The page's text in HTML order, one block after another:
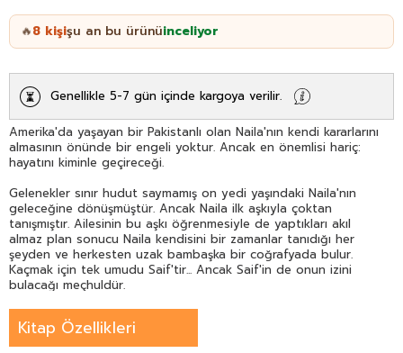
🔥8 kişişu an bu ürünüinceliyor
Genellikle 5-7 gün içinde kargoya verilir.
Amerika'da yaşayan bir Pakistanlı olan Naila'nın kendi kararlarını
almasının önünde bir engeli yoktur. Ancak en önemlisi hariç:
hayatını kiminle geçireceği.
Gelenekler sınır hudut saymamış on yedi yaşındaki Naila'nın
geleceğine dönüşmüştür. Ancak Naila ilk aşkıyla çoktan
tanışmıştır. Ailesinin bu aşkı öğrenmesiyle de yaptıkları akıl
almaz plan sonucu Naila kendisini bir zamanlar tanıdığı her
şeyden ve herkesten uzak bambaşka bir coğrafyada bulur.
Kaçmak için tek umudu Saif'tir... Ancak Saif'in de onun izini
bulacağı meçhuldür.
Rüyalar ülkesinde başlayan bir aşk sınır tanımazlığını
kanıtlayabilecek midir?
Kitap Özellikleri